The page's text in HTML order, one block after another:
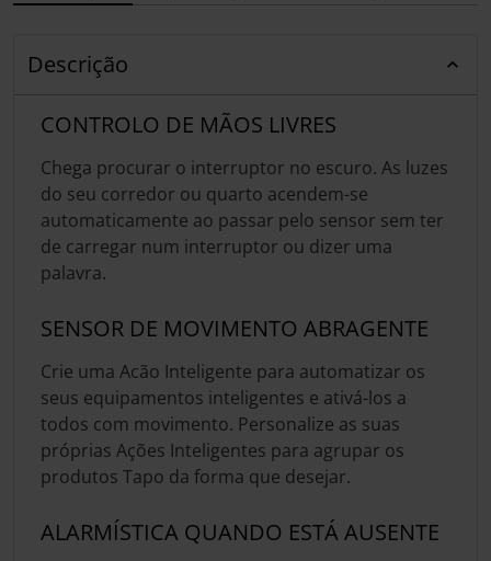
Descrição
CONTROLO DE MÃOS LIVRES
Chega procurar o interruptor no escuro. As luzes
do seu corredor ou quarto acendem-se
automaticamente ao passar pelo sensor sem ter
de carregar num interruptor ou dizer uma
palavra.
SENSOR DE MOVIMENTO ABRAGENTE
Crie uma Acão Inteligente para automatizar os
seus equipamentos inteligentes e ativá-los a
todos com movimento. Personalize as suas
próprias Ações Inteligentes para agrupar os
produtos Tapo da forma que desejar.
ALARMÍSTICA QUANDO ESTÁ AUSENTE